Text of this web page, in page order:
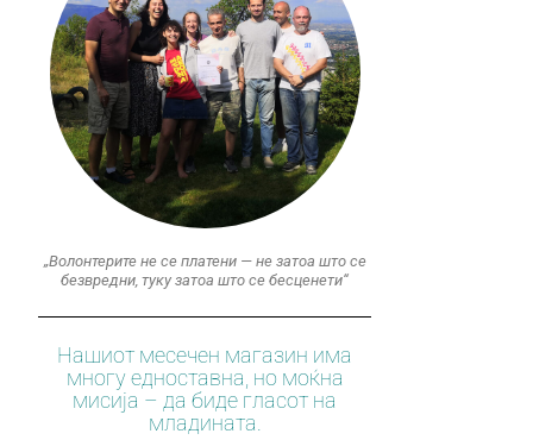
„Волонтерите не се платени — не затоа што се
безвредни, туку затоа што се бесценети“
Нашиот месечен магазин има
многу едноставна, но моќна
мисија – да биде гласот на
младината.